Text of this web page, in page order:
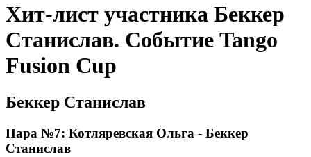
Хит-лист участника Беккер
Станислав. Событие Tango
Fusion Cup
Беккер Станислав
Пара №7: Котляревская Ольга - Беккер
Станислав